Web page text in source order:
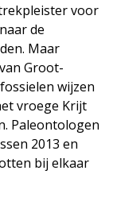
voor
de
Maar
Groot-
wijzen
vroege Krijt
Paleontologen
2013 en
bij elkaar